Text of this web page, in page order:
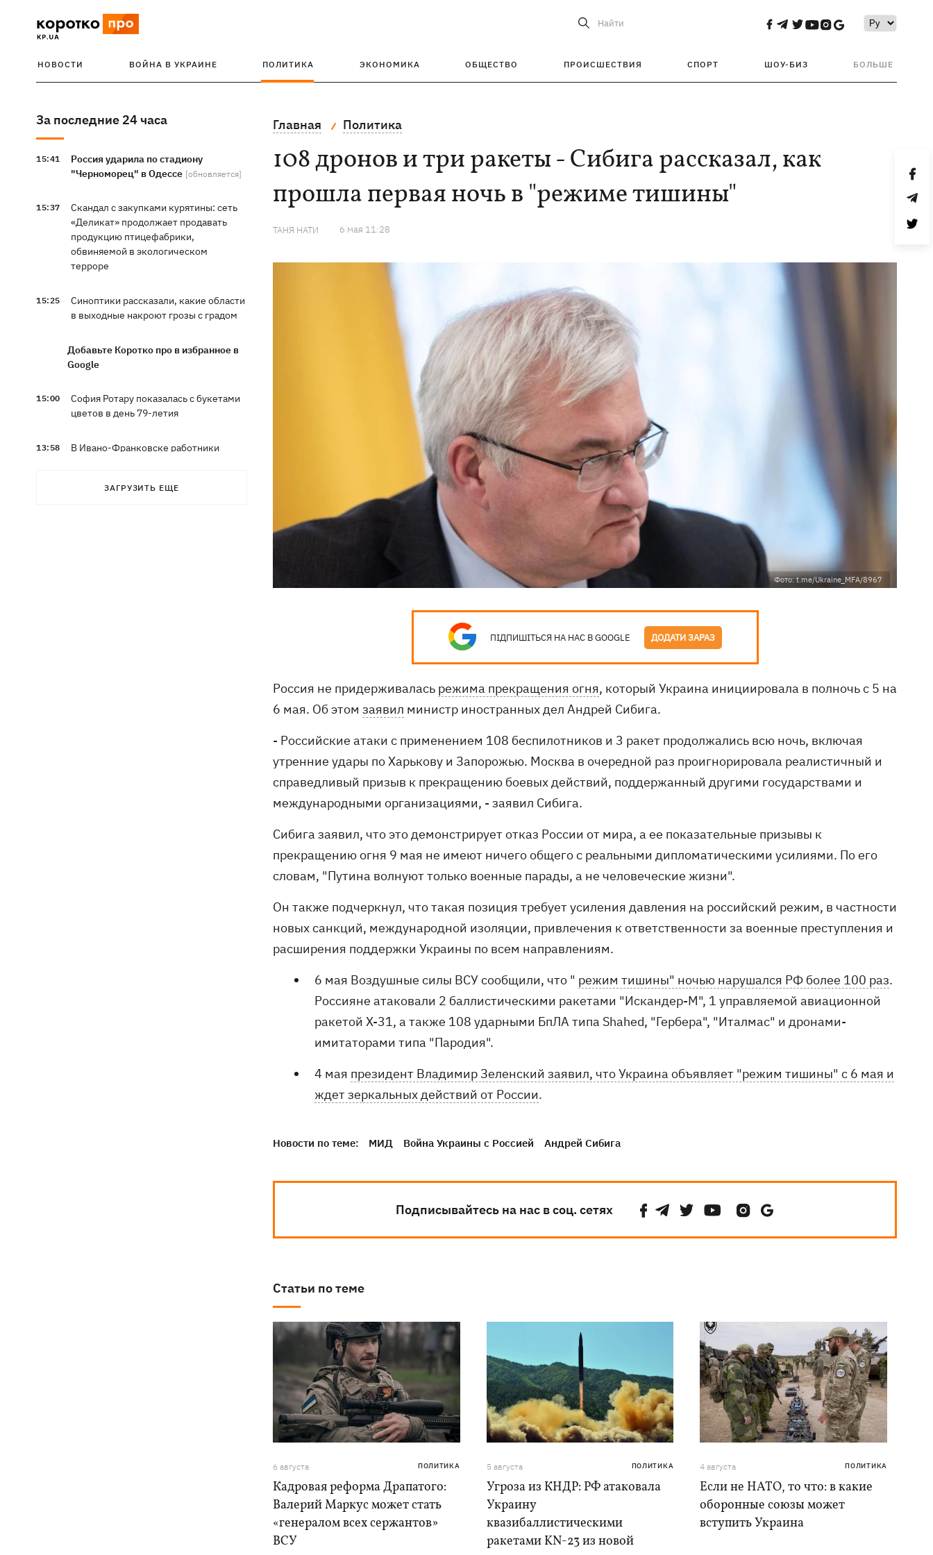
Найти
НОВОСТИ ВОЙНА В УКРАИНЕ ПОЛИТИКА ЭКОНОМИКА ОБЩЕСТВО ПРОИСШЕСТВИЯ СПОРТ ШОУ-БИЗ БОЛЬШЕ
За последние 24 часа
15:41
Россия ударила по стадиону
"Черноморец" в Одессе [обновляется]
15:37
Скандал с закупками курятины: сеть
«Деликат» продолжает продавать
продукцию птицефабрики,
обвиняемой в экологическом
терроре
15:25
Синоптики рассказали, какие области
в выходные накроют грозы с градом
Добавьте Коротко про в избранное в
Google
15:00
София Ротару показалась с букетами
цветов в день 79-летия
13:58
В Ивано-Франковске работники
ЗАГРУЗИТЬ ЕЩЕ
Главная Политика
108 дронов и три ракеты - Сибига рассказал, как
прошла первая ночь в "режиме тишины"
ТАНЯ НАТИ 6 мая 11:28
Фото: t.me/Ukraine_MFA/8967
ПІДПИШІТЬСЯ НА НАС В GOOGLE ДОДАТИ ЗАРАЗ
Россия не придерживалась режима прекращения огня, который Украина инициировала в полночь с 5 на
6 мая. Об этом заявил министр иностранных дел Андрей Сибига.
- Российские атаки с применением 108 беспилотников и 3 ракет продолжались всю ночь, включая
утренние удары по Харькову и Запорожью. Москва в очередной раз проигнорировала реалистичный и
справедливый призыв к прекращению боевых действий, поддержанный другими государствами и
международными организациями, - заявил Сибига.
Сибига заявил, что это демонстрирует отказ России от мира, а ее показательные призывы к
прекращению огня 9 мая не имеют ничего общего с реальными дипломатическими усилиями. По его
словам, "Путина волнуют только военные парады, а не человеческие жизни".
Он также подчеркнул, что такая позиция требует усиления давления на российский режим, в частности
новых санкций, международной изоляции, привлечения к ответственности за военные преступления и
расширения поддержки Украины по всем направлениям.
6 мая Воздушные силы ВСУ сообщили, что " режим тишины" ночью нарушался РФ более 100 раз.
Россияне атаковали 2 баллистическими ракетами "Искандер-М", 1 управляемой авиационной
ракетой Х-31, а также 108 ударными БпЛА типа Shahed, "Гербера", "Италмас" и дронами-
имитаторами типа "Пародия".
4 мая президент Владимир Зеленский заявил, что Украина объявляет "режим тишины" с 6 мая и
ждет зеркальных действий от России.
Новости по теме: МИД Война Украины с Россией Андрей Сибига
Подписывайтесь на нас в соц. сетях
Статьи по теме
6 августа ПОЛИТИКА
Кадровая реформа Драпатого:
Валерий Маркус может стать
«генералом всех сержантов»
ВСУ
5 августа ПОЛИТИКА
Угроза из КНДР: РФ атаковала
Украину
квазибаллистическими
ракетами KN-23 из новой
4 августа ПОЛИТИКА
Если не НАТО, то что: в какие
оборонные союзы может
вступить Украина